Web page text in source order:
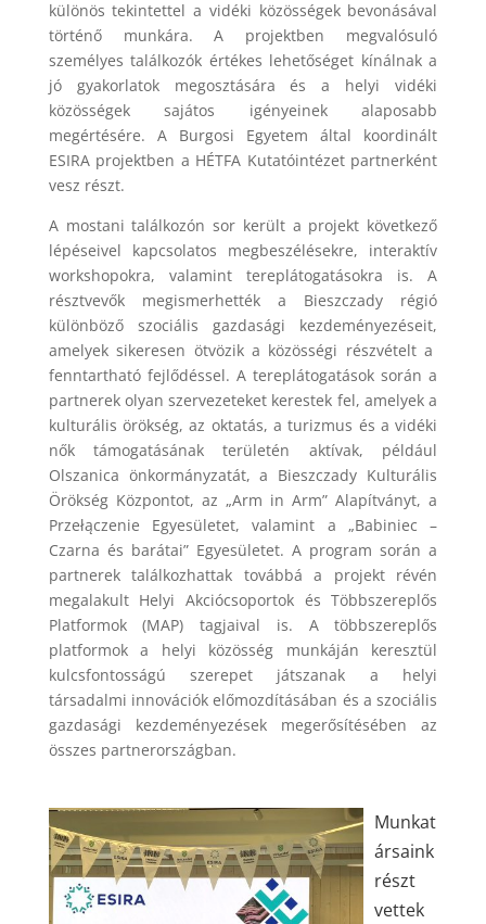
különös tekintettel a vidéki közösségek bevonásával
történő munkára. A projektben megvalósuló
személyes találkozók értékes lehetőséget kínálnak a
jó gyakorlatok megosztására és a helyi vidéki
közösségek sajátos igényeinek alaposabb
megértésére. A Burgosi Egyetem által koordinált
ESIRA projektben a HÉTFA Kutatóintézet partnerként
vesz részt.
A mostani találkozón sor került a projekt következő
lépéseivel kapcsolatos megbeszélésekre, interaktív
workshopokra, valamint tereplátogatásokra is. A
résztvevők megismerhették a Bieszczady régió
különböző szociális gazdasági kezdeményezéseit,
amelyek sikeresen ötvözik a közösségi részvételt a
fenntartható fejlődéssel. A tereplátogatások során a
partnerek olyan szervezeteket kerestek fel, amelyek a
kulturális örökség, az oktatás, a turizmus és a vidéki
nők támogatásának területén aktívak, például
Olszanica önkormányzatát, a Bieszczady Kulturális
Örökség Központot, az „Arm in Arm” Alapítványt, a
Przełączenie Egyesületet, valamint a „Babiniec –
Czarna és barátai” Egyesületet. A program során a
partnerek találkozhattak továbbá a projekt révén
megalakult Helyi Akciócsoportok és Többszereplős
Platformok (MAP) tagjaival is. A többszereplős
platformok a helyi közösség munkáján keresztül
kulcsfontosságú szerepet játszanak a helyi
társadalmi innovációk előmozdításában és a szociális
gazdasági kezdeményezések megerősítésében az
összes partnerországban.
Munkat
ársaink
részt
vettek